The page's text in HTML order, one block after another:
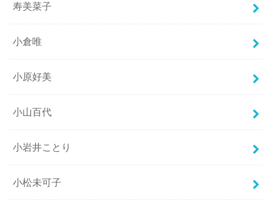
寿美菜子
小倉唯
小原好美
小山百代
小岩井ことり
小松未可子